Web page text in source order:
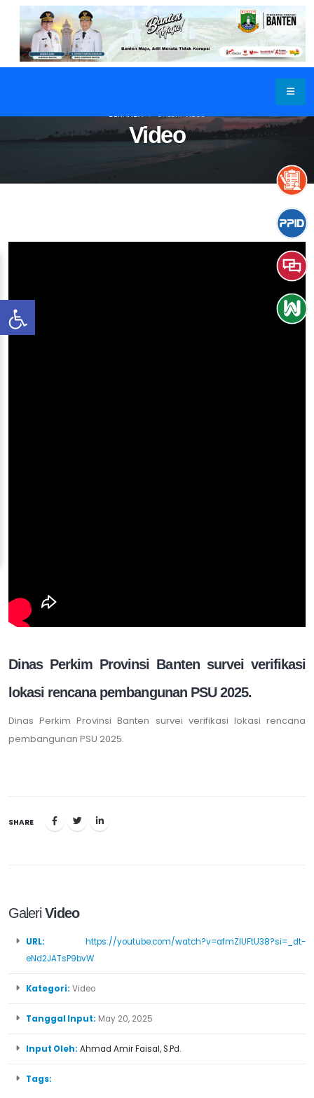
Video
BERANDA GALERI VIDEO
Dinas Perkim Provinsi Banten survei verifikasi
lokasi rencana pembangunan PSU 2025.
Dinas Perkim Provinsi Banten survei verifikasi lokasi rencana
pembangunan PSU 2025.
SHARE
GaleriVideo
URL:
https://youtube.com/watch?v=afmZIUFtU38?si=_dt-
eNd2JATsP9bvW
Kategori: Video
Tanggal Input: May 20, 2025
Input Oleh: Ahmad Amir Faisal, S.Pd.
Tags: